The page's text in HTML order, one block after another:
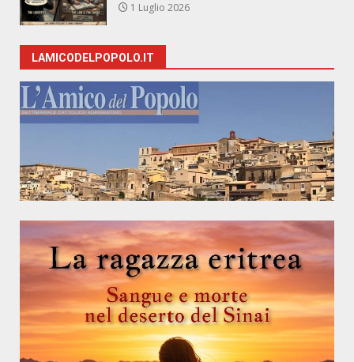
1 Luglio 2026
LAMICODELPOPOLO.IT